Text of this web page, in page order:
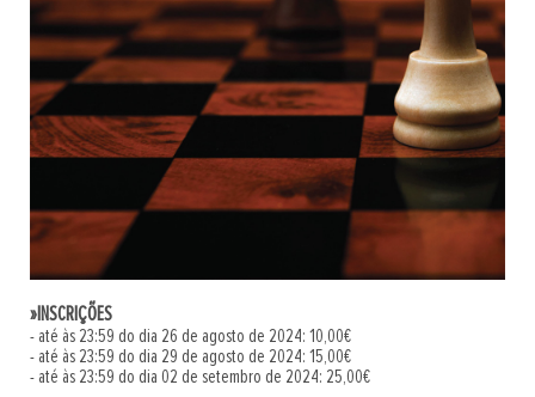
»INSCRIÇÕES
- até às 23:59 do dia 26 de agosto de 2024: 10,00€
- até às 23:59 do dia 29 de agosto de 2024: 15,00€
- até às 23:59 do dia 02 de setembro de 2024: 25,00€